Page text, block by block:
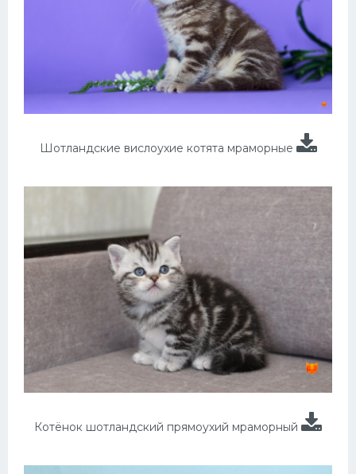
Шотландские вислоухие котята мраморные
Котёнок шотландский прямоухий мраморный